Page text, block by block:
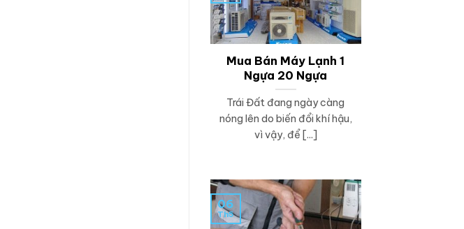
Mua Bán Máy Lạnh 1
Ngựa 20 Ngựa
Trái Đất đang ngày càng
nóng lên do biến đổi khí hậu,
vì vậy, để [...]
06
Th5